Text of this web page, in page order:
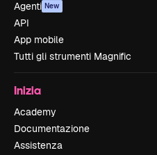
Agenti New
API
App mobile
Tutti gli strumenti Magnific
Inizia
Academy
Documentazione
Assistenza